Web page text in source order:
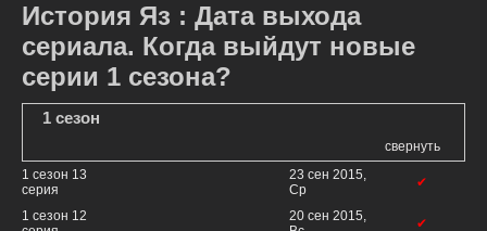
История Яз : Дата выхода
сериала. Когда выйдут новые
серии 1 сезона?
1 сезон
свернуть
1 сезон 13
серия
23 сен 2015,
Ср
✔
1 сезон 12
20 сен 2015,
✔